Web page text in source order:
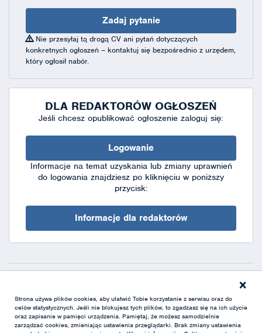
Zadaj pytanie
Nie przesyłaj tą drogą CV ani pytań dotyczących
konkretnych ogłoszeń – kontaktuj się bezpośrednio z urzędem,
który ogłosił nabór.
DLA REDAKTORÓW OGŁOSZEŃ
Jeśli chcesz opublikować ogłoszenie zaloguj się:
Logowanie
Informacje na temat uzyskania lub zmiany uprawnień
do logowania znajdziesz po kliknięciu w poniższy
przycisk:
Informacje dla redaktorów
XML
Strona używa plików cookies, aby ułatwić Tobie korzystanie z serwisu oraz do
celów statystycznych. Jeśli nie blokujesz tych plików, to zgadzasz się na ich użycie
oraz zapisanie w pamięci urządzenia. Pamiętaj, że możesz samodzielnie
zarządzać cookies, zmieniając ustawienia przeglądarki. Brak zmiany ustawienia
×